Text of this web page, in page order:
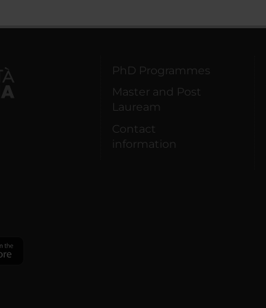
PhD Programmes
Master and Post
Lauream
Contact
information